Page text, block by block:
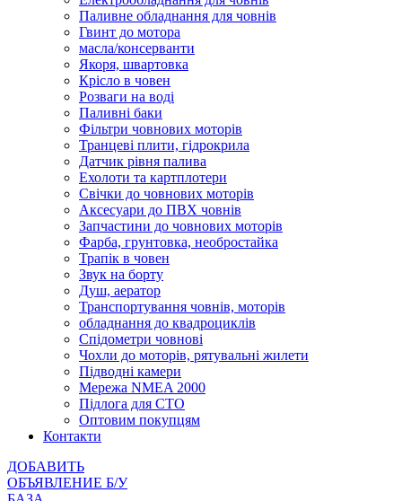
Паливне обладнання для човнів
Гвинт до мотора
масла/консерванти
Якоря, швартовка
Крісло в човен
Розваги на воді
Паливні баки
Фільтри човнових моторів
Транцеві плити, гідрокрила
Датчик рівня палива
Ехолоти та картплотери
Cвічки до човнових моторів
Аксесуари до ПВХ човнів
Запчастини до човнових моторів
Фарба, грунтовка, необростайка
Трапік в човен
Звук на борту
Душ, аератор
Транспортування човнів, моторів
обладнання до квадроциклів
Спідометри човнові
Чохли до моторів, рятувальні жилети
Підводні камери
Мережа NMEA 2000
Підлога для СТО
Оптовим покупцям
Контакти
ДОБАВИТЬ
ОБЪЯВЛЕНИЕ Б/У